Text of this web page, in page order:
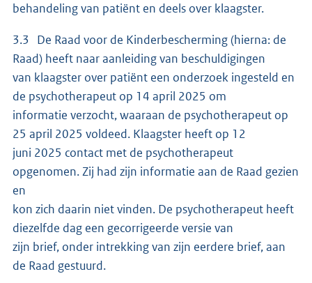
behandeling van patiënt en deels over klaagster.
3.3 De Raad voor de Kinderbescherming (hierna: de
Raad) heeft naar aanleiding van beschuldigingen
van klaagster over patiënt een onderzoek ingesteld en
de psychotherapeut op 14 april 2025 om
informatie verzocht, waaraan de psychotherapeut op
25 april 2025 voldeed. Klaagster heeft op 12
juni 2025 contact met de psychotherapeut
opgenomen. Zij had zijn informatie aan de Raad gezien
en
kon zich daarin niet vinden. De psychotherapeut heeft
diezelfde dag een gecorrigeerde versie van
zijn brief, onder intrekking van zijn eerdere brief, aan
de Raad gestuurd.